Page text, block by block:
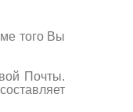
того Вы
Почты.